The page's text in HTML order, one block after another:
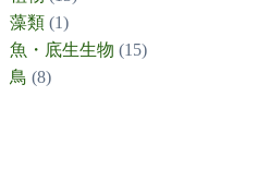
藻類(1)
魚・底生生物 (15)
鳥 (8)